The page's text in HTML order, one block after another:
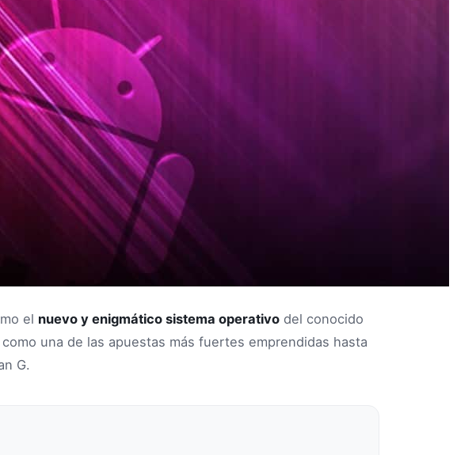
el nuevo y enigmático sistema operativo del conocido
una de las apuestas más fuertes emprendidas hasta
G.